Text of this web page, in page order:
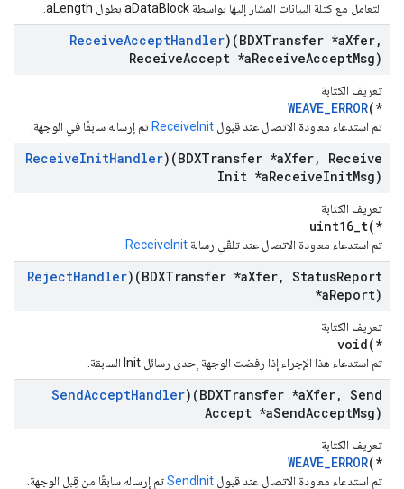
التعامل مع كتلة البيانات المشار إليها بواسطة aDataBlock بطول aLength.
ReceiveAcceptHandler)(BDXTransfer *aXfer,
ReceiveAccept *aReceiveAcceptMsg)
تعريف الكتابة
WEAVE_ERROR(*
تم استدعاء معاودة الاتصال عند قبول ReceiveInit تم إرساله سابقًا في الوجهة.
ReceiveInitHandler)(BDXTransfer *aXfer,
Receive
Init *aReceiveInitMsg)
تعريف الكتابة
uint16_t(*
تم استدعاء معاودة الاتصال عند تلقّي رسالة ReceiveInit
RejectHandler)(BDXTransfer *aXfer, StatusReport
*aReport)
تعريف الكتابة
void(*
تم استدعاء هذا الإجراء إذا رفضت الوجهة إحدى رسائل Init السابقة.
SendAcceptHandler)(BDXTransfer *aXfer, Send
Accept *aSendAcceptMsg)
تعريف الكتابة
WEAVE_ERROR(*
تم استدعاء معاودة الاتصال عند قبول SendInitتم إرساله سابقًا من قِبل الوجهة.